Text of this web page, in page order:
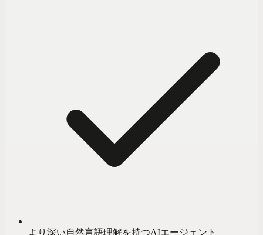
より深い自然言語理解を持つAIエージェント